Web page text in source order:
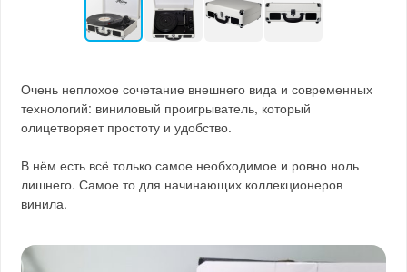
Очень неплохое сочетание внешнего вида и современных
технологий: виниловый проигрыватель, который
олицетворяет простоту и удобство.
В нём есть всё только самое необходимое и ровно ноль
лишнего. Самое то для начинающих коллекционеров
винила.